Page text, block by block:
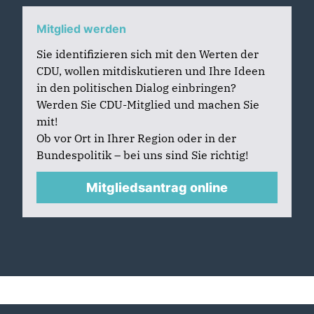
Mitglied werden
Sie identifizieren sich mit den Werten der
CDU, wollen mitdiskutieren und Ihre Ideen
in den politischen Dialog einbringen?
Werden Sie CDU-Mitglied und machen Sie
mit!
Ob vor Ort in Ihrer Region oder in der
Bundespolitik – bei uns sind Sie richtig!
Mitgliedsantrag online